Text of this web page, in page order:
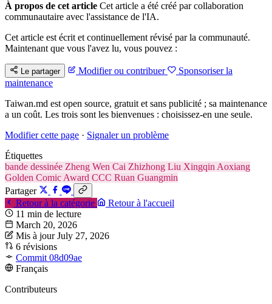
À propos de cet article Cet article a été créé par collaboration
communautaire avec l'assistance de l'IA.
Cet article est écrit et continuellement révisé par la communauté.
Maintenant que vous l'avez lu, vous pouvez :
Le partager Modifier ou contribuer
Sponsoriser la
maintenance
Taiwan.md est open source, gratuit et sans publicité ; sa maintenance
a un coût. Les trois sont les bienvenues : choisissez-en une seule.
Modifier cette page · Signaler un problème
Étiquettes
bande dessinée Zheng Wen Cai Zhizhong Liu Xingqin Aoxiang
Golden Comic Award CCC Ruan Guangmin
Partager
Retour à la catégorie
Retour à l'accueil
11 min de lecture
March 20, 2026
Mis à jour July 27, 2026
6 révisions
Commit 08d09ae
Français
Contributeurs